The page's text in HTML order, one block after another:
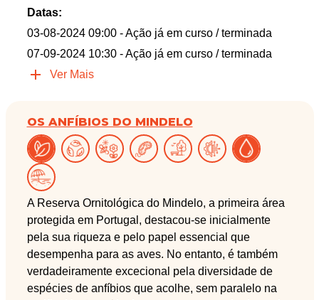
Datas:
03-08-2024 09:00 - Ação já em curso / terminada
07-09-2024 10:30 - Ação já em curso / terminada
Ver Mais
OS ANFÍBIOS DO MINDELO
A Reserva Ornitológica do Mindelo, a primeira área
protegida em Portugal, destacou-se inicialmente
pela sua riqueza e pelo papel essencial que
desempenha para as aves. No entanto, é também
verdadeiramente excecional pela diversidade de
espécies de anfíbios que acolhe, sem paralelo na